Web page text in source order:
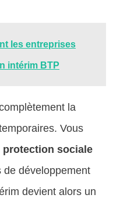
les entreprises
intérim BTP
la
Vous
protection sociale
de développement
devient alors un